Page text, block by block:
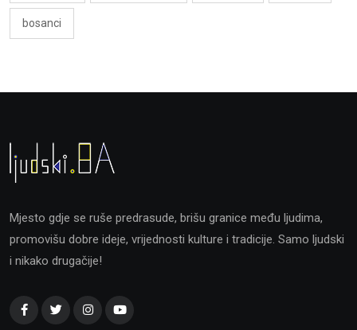
bosanci
Mjesto gdje se ruše predrasude, brišu granice među ljudima,
promovišu dobre ideje, vrijednosti kulture i tradicije. Samo ljudski
i nikako drugačije!